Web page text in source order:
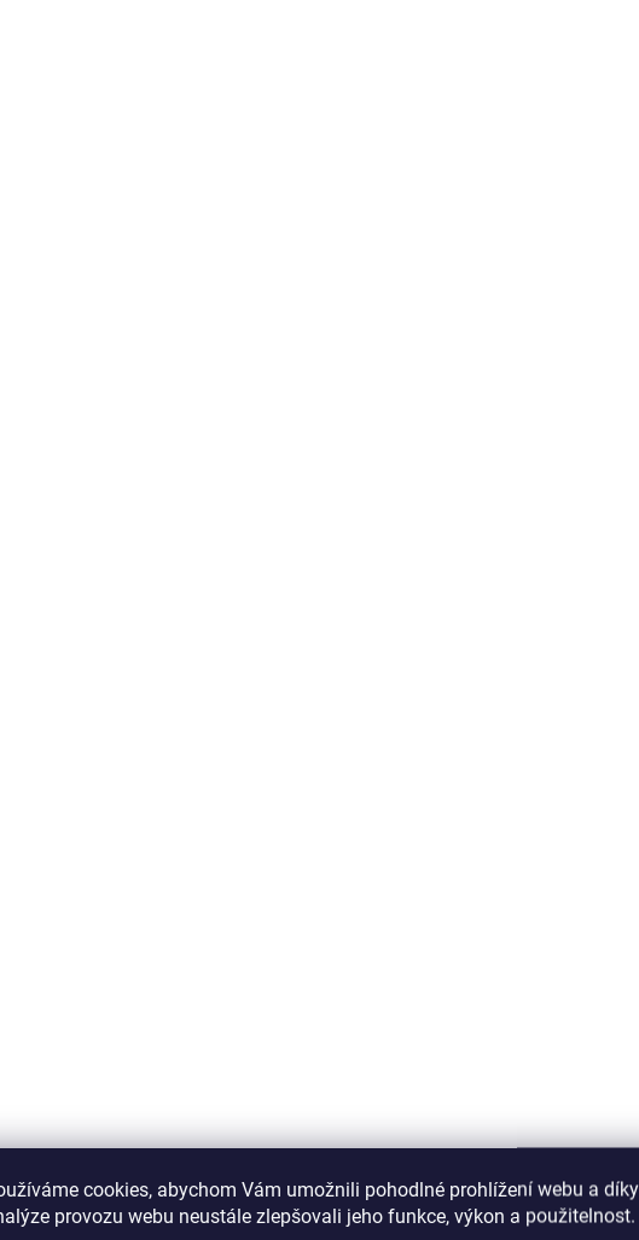
cookies, abychom Vám umožnili pohodlné prohlížení webu a díky
provozu webu neustále zlepšovali jeho funkce, výkon a použitelnost.